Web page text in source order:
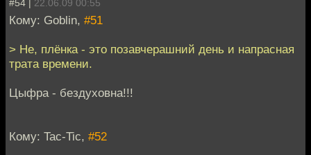
#54 | 22.06.09 00:55
Кому: Goblin, #51
> Не, плёнка - это позавчерашний день и напрасная
трата времени.
Цыфра - бездуховна!!!
Кому: Tac-Tic, #52